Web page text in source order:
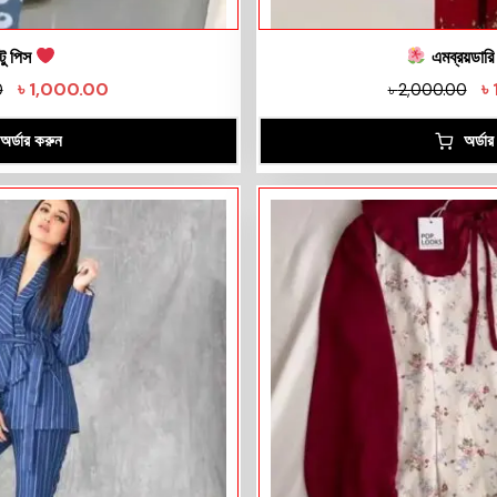
পিস
৳1,000.00
অর্ডার করুন
৳2,000.00 ৳